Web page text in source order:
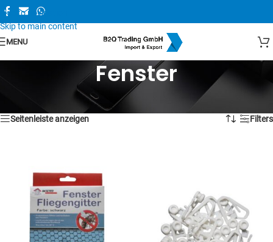
Skip to navigation
Skip to main content
MENU
Fenster
Alle 6 Ergebnisse werden angezeigt
Seitenleiste anzeigen Filters